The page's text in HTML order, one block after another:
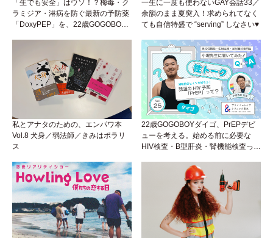
「生でも安全」はウソ！？梅毒・ク
ラミジア・淋病を防ぐ最新の予防薬
「DoxyPEP」を、22歳GOGOBOY
（Vol.26）
一生に一度も使わないGAY会話33／
余韻のまま夏突入！求められてなく
ても自信特盛で “serving” しなさい♥
私とアナタのための、エンパワ本
Vol.8 犬身／弱法師／きみはポラリ
ス
22歳GOGOBOYダイゴ、PrEPデビ
ューを考える。始める前に必要な
HIV検査・B型肝炎・腎機能検査っ
性トーク～聞きにくいことは小堀先
生に聞けばイイ！（Vol.25）